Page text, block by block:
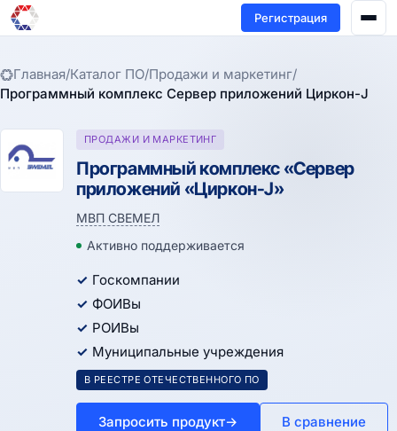
Регистрация
Главная/Каталог ПО/Продажи и маркетинг/
Программный комплекс Сервер приложений Циркон-J
ПРОДАЖИ И МАРКЕТИНГ
Программный комплекс «Сервер
приложений «Циркон-J»
МВП СВЕМЕЛ
Активно поддерживается
Госкомпании
ФОИВы
РОИВы
Муниципальные учреждения
В РЕЕСТРЕ ОТЕЧЕСТВЕННОГО ПО
Запросить продукт→ В сравнение